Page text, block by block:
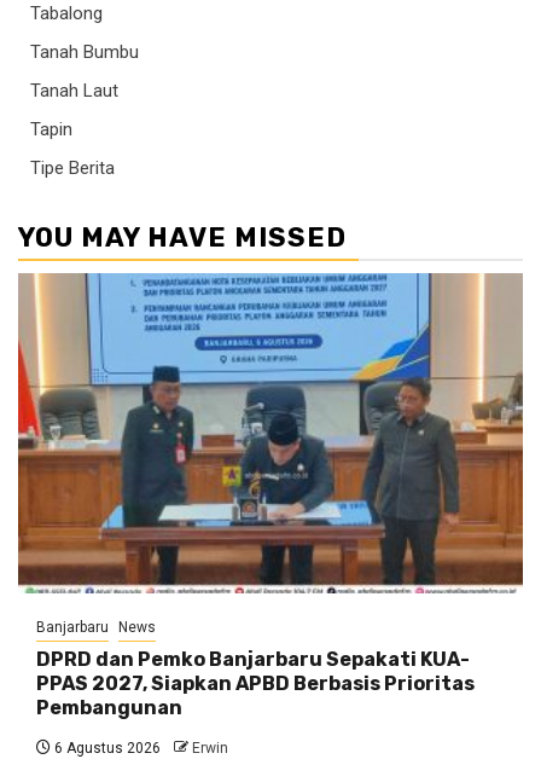
Tabalong
Tanah Bumbu
Tanah Laut
Tapin
Tipe Berita
YOU MAY HAVE MISSED
Banjarbaru News
DPRD dan Pemko Banjarbaru Sepakati KUA-
PPAS 2027, Siapkan APBD Berbasis Prioritas
Pembangunan
6 Agustus 2026 Erwin